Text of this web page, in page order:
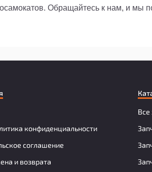
Обращайтесь к нам, и мы
конфиденциальности
соглашение
и возврата
Все